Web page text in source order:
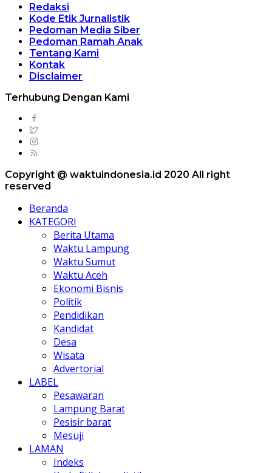
Redaksi
Kode Etik Jurnalistik
Pedoman Media Siber
Pedoman Ramah Anak
Tentang Kami
Kontak
Disclaimer
Terhubung Dengan Kami
Copyright @ waktuindonesia.id 2020 All right
reserved
Beranda
KATEGORI
Berita Utama
Waktu Lampung
Waktu Sumut
Waktu Aceh
Ekonomi Bisnis
Politik
Pendidikan
Kandidat
Desa
Wisata
Advertorial
LABEL
Pesawaran
Lampung Barat
Pesisir barat
Mesuji
LAMAN
Indeks